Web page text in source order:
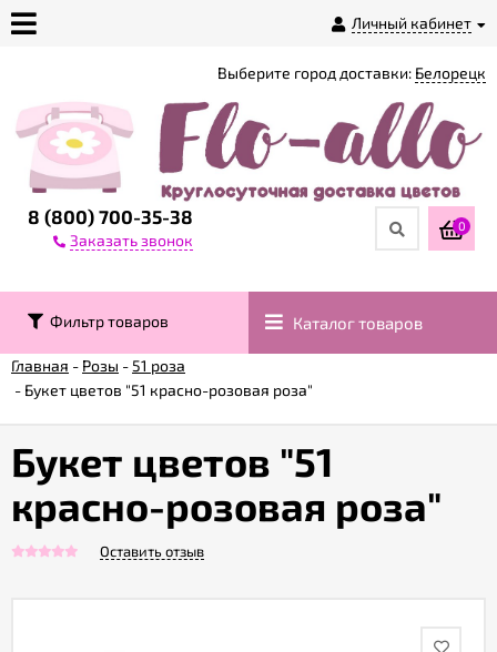
Личный кабинет
магазине
Доставка
Контакты
Возврат
Гарантии
Акции
8 (800) 700-35-38
Заказать звонок
Выберите город доставки: Белорецк
0
Фильтр товаров Каталог товаров
Главная - Розы - 51 роза
- Букет цветов "51 красно-розовая роза"
Букет цветов "51
красно-розовая роза"
Оставить отзыв